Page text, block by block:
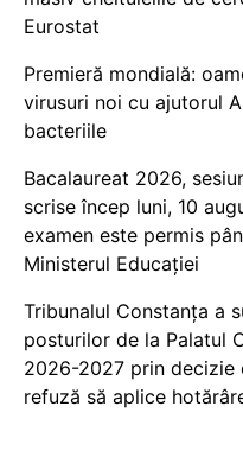
Eurostat
Premieră mondială:
virusuri noi cu ajutorul
bacteriile
Bacalaureat 2026,
scrise încep luni, 10
examen este permis
Ministerul Educației
Tribunalul Constanța a
posturilor de la Palatul
2026-2027 prin decizie
refuză să aplice